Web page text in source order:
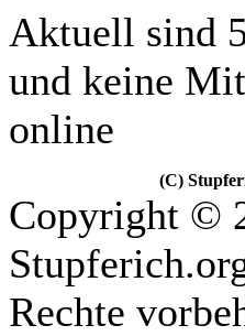
Aktuell sind
und keine
online
(C)
Copyright ©
Rechte